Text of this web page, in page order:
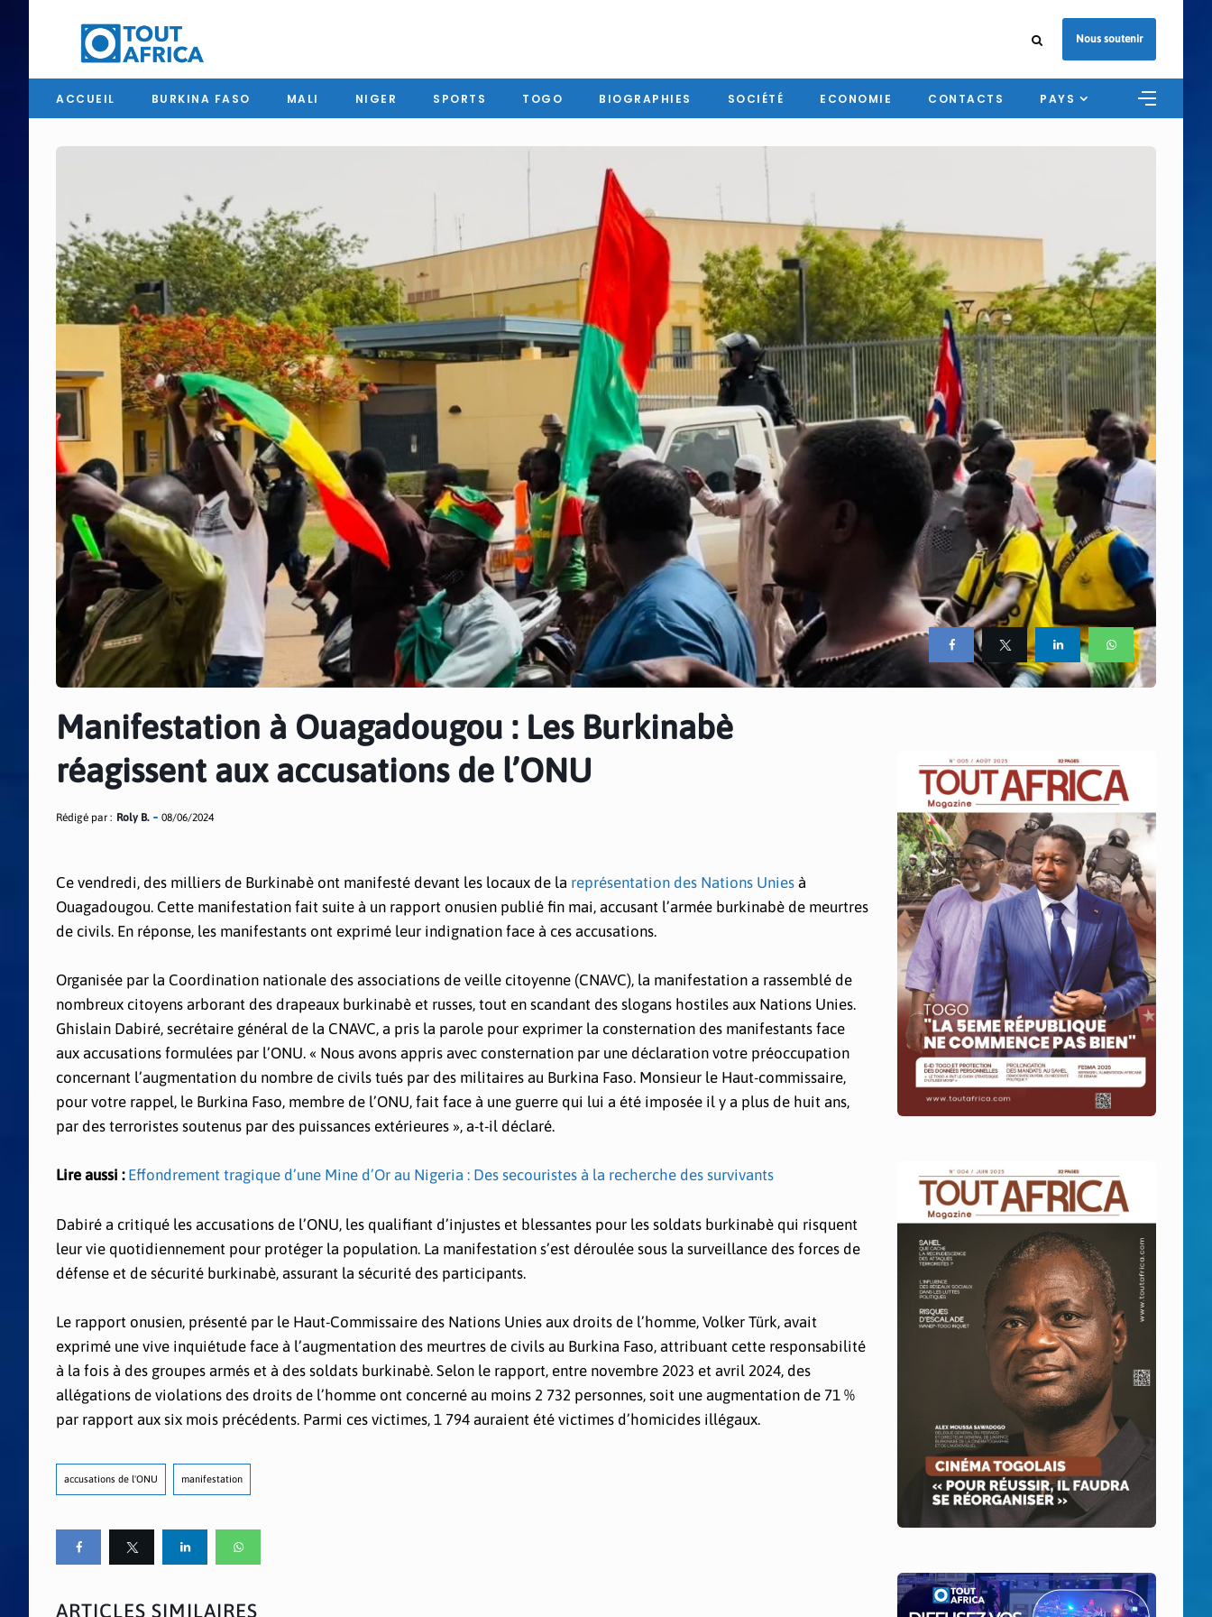
Nous soutenir
ACCUEIL BURKINA FASO MALI NIGER SPORTS TOGO BIOGRAPHIES SOCIÉTÉ ECONOMIE CONTACTS PAYS
Manifestation à Ouagadougou : Les Burkinabè
réagissent aux accusations de l’ONU
Rédigé par : Roly B. 08/06/2024
Ce vendredi, des milliers de Burkinabè ont manifesté devant les locaux de la représentation des Nations Unies à
Ouagadougou. Cette manifestation fait suite à un rapport onusien publié fin mai, accusant l’armée burkinabè de meurtres
de civils. En réponse, les manifestants ont exprimé leur indignation face à ces accusations.
Organisée par la Coordination nationale des associations de veille citoyenne (CNAVC), la manifestation a rassemblé de
nombreux citoyens arborant des drapeaux burkinabè et russes, tout en scandant des slogans hostiles aux Nations Unies.
Ghislain Dabiré, secrétaire général de la CNAVC, a pris la parole pour exprimer la consternation des manifestants face
aux accusations formulées par l’ONU. « Nous avons appris avec consternation par une déclaration votre préoccupation
concernant l’augmentation du nombre de civils tués par des militaires au Burkina Faso. Monsieur le Haut-commissaire,
pour votre rappel, le Burkina Faso, membre de l’ONU, fait face à une guerre qui lui a été imposée il y a plus de huit ans,
par des terroristes soutenus par des puissances extérieures », a-t-il déclaré.
Lire aussi : Effondrement tragique d’une Mine d’Or au Nigeria : Des secouristes à la recherche des survivants
Dabiré a critiqué les accusations de l’ONU, les qualifiant d’injustes et blessantes pour les soldats burkinabè qui risquent
leur vie quotidiennement pour protéger la population. La manifestation s’est déroulée sous la surveillance des forces de
défense et de sécurité burkinabè, assurant la sécurité des participants.
Le rapport onusien, présenté par le Haut-Commissaire des Nations Unies aux droits de l’homme, Volker Türk, avait
exprimé une vive inquiétude face à l’augmentation des meurtres de civils au Burkina Faso, attribuant cette responsabilité
à la fois à des groupes armés et à des soldats burkinabè. Selon le rapport, entre novembre 2023 et avril 2024, des
allégations de violations des droits de l’homme ont concerné au moins 2 732 personnes, soit une augmentation de 71 %
par rapport aux six mois précédents. Parmi ces victimes, 1 794 auraient été victimes d’homicides illégaux.
accusations de l'ONU manifestation
ARTICLES SIMILAIRES